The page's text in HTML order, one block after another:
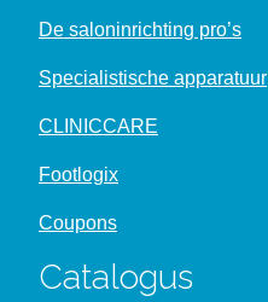
De saloninrichting pro’s
Specialistische apparatuur
CLINICCARE
Footlogix
Coupons
Catalogus